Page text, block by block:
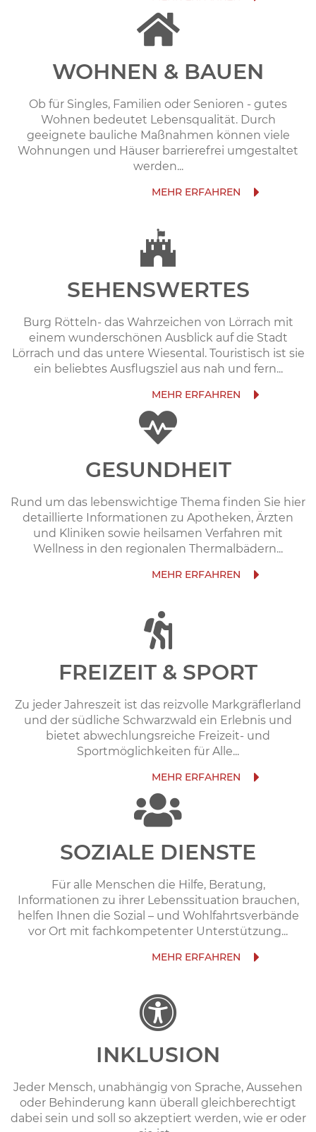
WOHNEN & BAUEN
Ob für Singles, Familien oder Senioren - gutes
Wohnen bedeutet Lebensqualität. Durch
geeignete bauliche Maßnahmen können viele
Wohnungen und Häuser barrierefrei umgestaltet
werden...
SEHENSWERTES
Burg Rötteln- das Wahrzeichen von Lörrach mit
einem wunderschönen Ausblick auf die Stadt
Lörrach und das untere Wiesental. Touristisch ist sie
ein beliebtes Ausflugsziel aus nah und fern...
GESUNDHEIT
Rund um das lebenswichtige Thema finden Sie hier
detaillierte Informationen zu Apotheken, Ärzten
und Kliniken sowie heilsamen Verfahren mit
Wellness in den regionalen Thermalbädern...
FREIZEIT & SPORT
Zu jeder Jahreszeit ist das reizvolle Markgräflerland
und der südliche Schwarzwald ein Erlebnis und
bietet abwechlungsreiche Freizeit- und
Sportmöglichkeiten für Alle...
SOZIALE DIENSTE
Für alle Menschen die Hilfe, Beratung,
Informationen zu ihrer Lebenssituation brauchen,
helfen Ihnen die Sozial – und Wohlfahrtsverbände
vor Ort mit fachkompetenter Unterstützung...
INKLUSION
Jeder Mensch, unabhängig von Sprache, Aussehen
oder Behinderung kann überall gleichberechtigt
dabei sein und soll so akzeptiert werden, wie er oder